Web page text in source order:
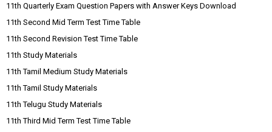
11th Quarterly Exam Question Papers with Answer Keys Download
11th Second Mid Term Test Time Table
11th Second Revision Test Time Table
11th Study Materials
11th Tamil Medium Study Materials
11th Tamil Study Materials
11th Telugu Study Materials
11th Third Mid Term Test Time Table